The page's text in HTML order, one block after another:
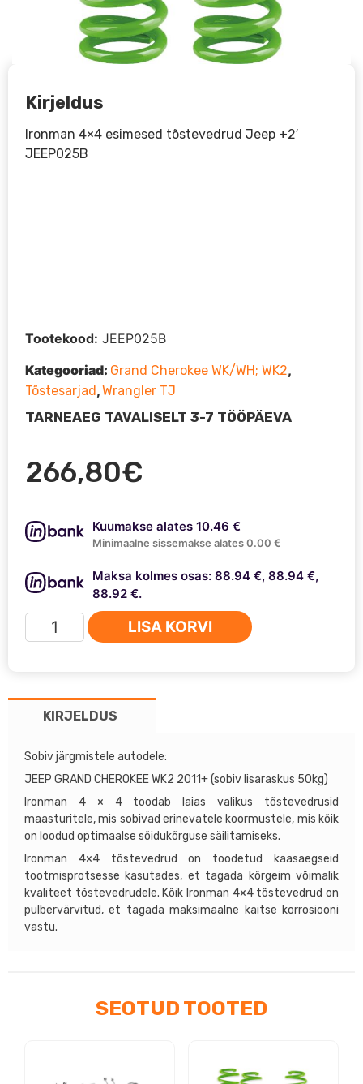
266,80€
Kirjeldus
Ironman 4×4 esimesed tõstevedrud Jeep +2′
JEEP025B
Kuumakse alates 10.46 €
Minimaalne sissemakse alates 0.00 €
Maksa kolmes osas: 88.94 €, 88.94 €,
88.92 €.
Ironman
4x4
Jeep
+2'
kogus
LISA KORVI
Tootekood: JEEP025B
Kategooriad: Grand Cherokee WK/WH; WK2,
Tõstesarjad,Wrangler TJ
TARNEAEG TAVALISELT 3-7 TÖÖPÄEVA
KIRJELDUS
Sobiv järgmistele autodele:
JEEP GRAND CHEROKEE WK2 2011+ (sobiv lisaraskus 50kg)
Ironman 4 × 4 toodab laias valikus tõstevedrusid
maasturitele, mis sobivad erinevatele koormustele, mis kõik
on loodud optimaalse sõidukõrguse säilitamiseks.
Ironman 4×4 tõstevedrud on toodetud kaasaegseid
tootmisprotsesse kasutades, et tagada kõrgeim võimalik
kvaliteet tõstevedrudele. Kõik Ironman 4×4 tõstevedrud on
pulbervärvitud, et tagada maksimaalne kaitse korrosiooni
vastu.
SEOTUD TOOTED